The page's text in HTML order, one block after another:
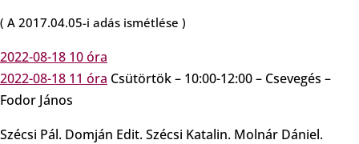
( A 2017.04.05-i adás ismétlése )
2022-08-18 10 óra
2022-08-18 11 óra Csütörtök – 10:00-12:00 – Csevegés –
Fodor János
Szécsi Pál. Domján Edit. Szécsi Katalin. Molnár Dániel.